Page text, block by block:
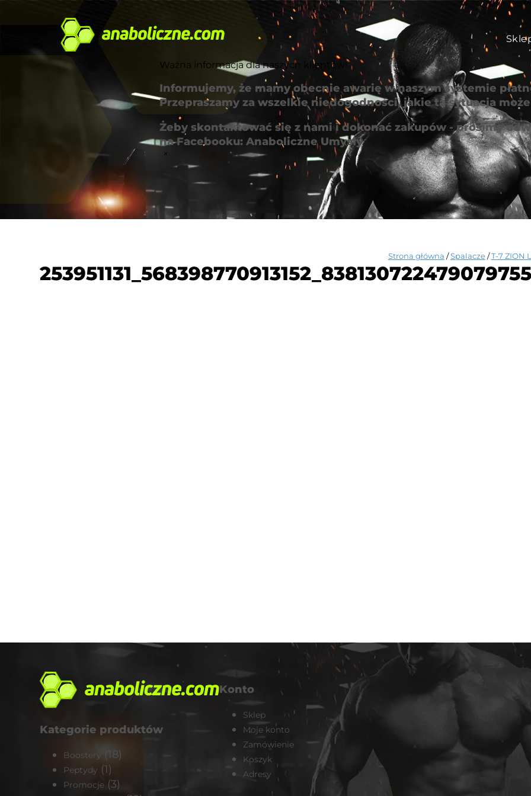
Strona główna /Spalacze/T-7 ZION
Kategorie produktów
Boostery (18)
Peptydy (1)
Promocje (3)
Konto
Sklep
Moje konto
Zamówienie
Koszyk
Adresy
Ważna informacja dla naszych klientów!
Informujemy, że mamy obecnie awarię w naszym systemie
Przepraszamy za wszelkie niedogodności, jakie ta sytuacja
Żeby skontaktować się z nami i dokonać zakupów - prosimy
na Facebooku: Anaboliczne Umysły
×